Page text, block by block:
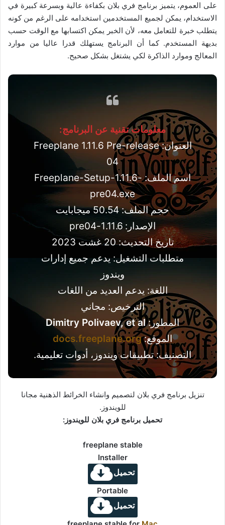
على العموم، يتميز برنامج فري بلان بكفاءة عالية وبسرعة كبيرة في
الاستخدام، يمكن لجميع المستخدمين استخدامه على الرغم من كونه
يتطلب خبرة للتعامل معه، لأن الخبر يمكن اكتسابها مع الوقت حسب
بديهة المستخدم. كما أن البرنامج يستهلك قدرا عاليا من موارد
المعالج وموارد الذاكرة لكي يشتغل بشكل صحيح.
معلومات تقنية عن البرنامج:
العنوان: Freeplane 1.11.6 Pre-release
04
اسم الملف: Freeplane-Setup-1.11.6-
pre04.exe
حجم الملف: 50.54 ميجابايت
الإصدار: 1.11.6-pre04
تاريخ التحديث: 20 غشت 2023
متطلبات التشغيل: يدعم جميع إدارات
ويندوز
اللغة: يدعم العديد من اللغات
الترخيص: مجاني
المطور:Dimitry Polivaev, et al
الموقع:docs.freeplane.org
التصنيف: تطبيقات ويندوز، أدوات تعليمية.
تنزيل برنامج فري بلان لتصميم وانشاء الخرائط الذهنية مجانا
للويندوز.
تحميل برنامج فري بلان للويندوز:
freeplane stable
Installer
تحميل
Portable
تحميل